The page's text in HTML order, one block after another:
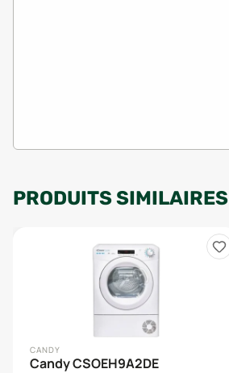
PRODUITS SIMILAIRES
CANDY
Candy CSOEH9A2DE